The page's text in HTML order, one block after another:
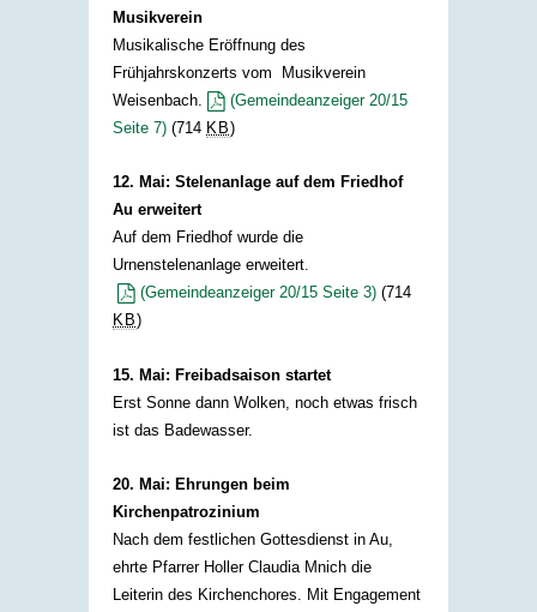
Musikverein
Musikalische Eröffnung des
Frühjahrskonzerts vom Musikverein
Weisenbach.
(Gemeindeanzeiger 20/15
Seite 7)​ (714 KB)​
12. Mai: Stelenanlage auf dem Friedhof
Au erweitert
Auf dem Friedhof wurde die
Urnenstelenanlage erweitert. ​
(Gemeindeanzeiger 20/15 Seite 3)​ (714
KB)​
15. Mai: Freibadsaison startet
Erst Sonne dann Wolken, noch etwas frisch
ist das Badewasser.​ ​
20. Mai: Ehrungen beim
Kirchenpatrozinium
Nach dem festlichen Gottesdienst in Au,
ehrte Pfarrer Holler Claudia Mnich die
Leiterin des Kirchenchores. Mit Engagement